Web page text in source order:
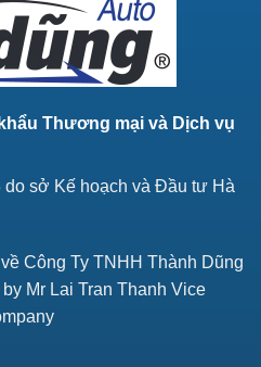
Thương mại và Dịch vụ
sở Kế hoạch và Đầu tư Hà
Công Ty TNHH Thành Dũng
Mr Lai Tran Thanh Vice